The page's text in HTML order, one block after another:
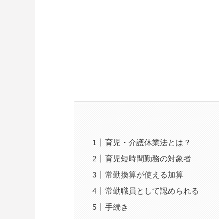
育児・介護休業法とは？
育児短時間勤務の対象者
常勤換算が使える加算
常勤職員として認められる
手続き